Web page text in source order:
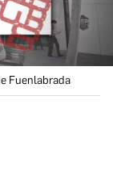
Fuenlabrada